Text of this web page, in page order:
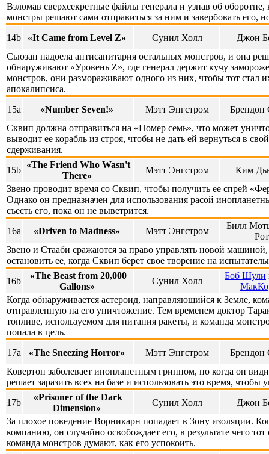
Взломав сверхсекретные файлы генерала и узнав об
монстры решают сами отправиться за ним и завербовать его,
14b
«It Came from Level Z» Сунил Холл
Джон
Сьюзан надоела антисанитария остальных монстров, и она
обнаруживают «Уровень Z», где генерал держит кучу
монстров, они размораживают одного из них, чтобы тот
апокалипсиса.
15a
«Number Seven!» Мэтт Энгстром
Брендон
Сквип должна отправиться на «Номер семь», что может
выводит ее корабль из строя, чтобы не дать ей вернуться в
сдерживания.
15b
«The Friend Who Wasn't
There»
Мэтт Энгстром
Ким
Звено проводит время со Сквип, чтобы получить ее спрей
Однако он предназначен для использования расой
съесть его, пока он не выветрится.
16a
«Driven to Madness» Мэтт Энгстром
Билл
Рот
Звено и Стааби сражаются за право управлять новой
остановить ее, когда Сквип берет свое творение на
16b
«The Beast from 20,000
Gallons»
Сунил Холл
Боб Шули
Когда обнаруживается астероид, направляющийся к Земле,
отправленную на его уничтожение. Тем временем доктор
топливе, используемом для питания ракеты, и команда
попала в цель.
17a
«The Sneezing Horror» Мэтт Энгстром
Брендон
Ковертон заболевает инопланетным гриппом, но когда он
решает заразить всех на базе и использовать это время, чтобы
17b
«Prisoner of the Dark
Dimension»
Сунил Холл
Джон
За плохое поведение Ворникарн попадает в Зону изоляции.
компанию, он случайно освобождает его, в результате чего
команда монстров думают, как его успокоить.